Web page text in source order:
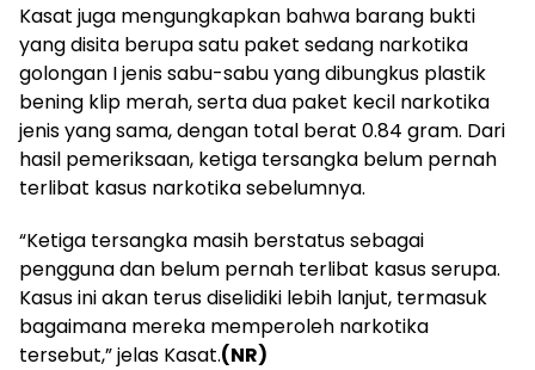
Kasat juga mengungkapkan bahwa barang bukti
yang disita berupa satu paket sedang narkotika
golongan I jenis sabu-sabu yang dibungkus plastik
bening klip merah, serta dua paket kecil narkotika
jenis yang sama, dengan total berat 0.84 gram. Dari
hasil pemeriksaan, ketiga tersangka belum pernah
terlibat kasus narkotika sebelumnya.
“Ketiga tersangka masih berstatus sebagai
pengguna dan belum pernah terlibat kasus serupa.
Kasus ini akan terus diselidiki lebih lanjut, termasuk
bagaimana mereka memperoleh narkotika
tersebut,” jelas Kasat.(NR)